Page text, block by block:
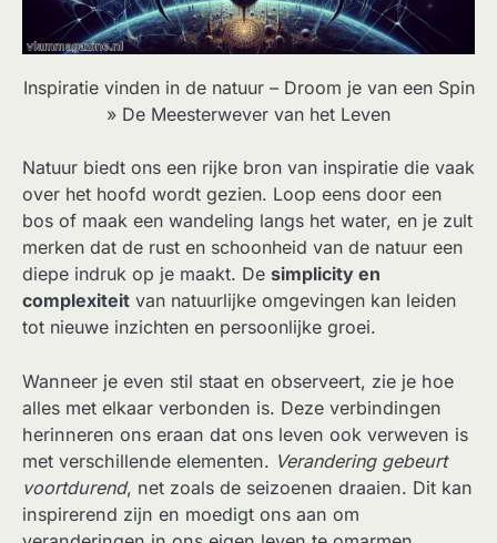
Inspiratie vinden in de natuur – Droom je van een Spin
» De Meesterwever van het Leven
Natuur biedt ons een rijke bron van inspiratie die vaak
over het hoofd wordt gezien. Loop eens door een
bos of maak een wandeling langs het water, en je zult
merken dat de rust en schoonheid van de natuur een
diepe indruk op je maakt. De simplicity en
complexiteit van natuurlijke omgevingen kan leiden
tot nieuwe inzichten en persoonlijke groei.
Wanneer je even stil staat en observeert, zie je hoe
alles met elkaar verbonden is. Deze verbindingen
herinneren ons eraan dat ons leven ook verweven is
met verschillende elementen. Verandering gebeurt
voortdurend, net zoals de seizoenen draaien. Dit kan
inspirerend zijn en moedigt ons aan om